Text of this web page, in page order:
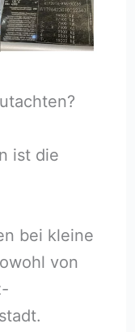
ist die
bei kleine
von